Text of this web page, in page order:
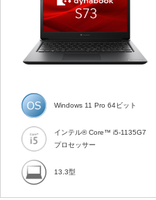
Windows 11 Pro 64ビット
インテル® Core™ i5-1135G7
プロセッサー
13.3型